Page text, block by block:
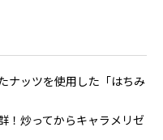
ナッツを使用した「はちみ
！炒ってからキャラメリゼ